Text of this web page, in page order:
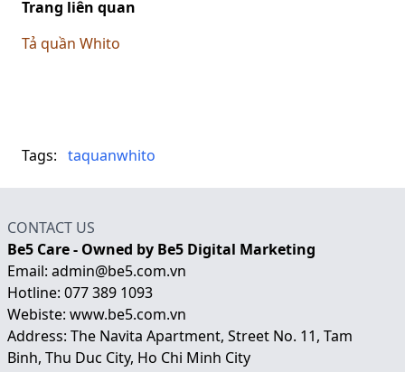
Trang liên quan
Tả quần Whito
Tags: taquanwhito
CONTACT US
Be5 Care - Owned by Be5 Digital Marketing
Email: admin@be5.com.vn
Hotline: 077 389 1093
Webiste: www.be5.com.vn
Address: The Navita Apartment, Street No. 11, Tam
Binh, Thu Duc City, Ho Chi Minh City